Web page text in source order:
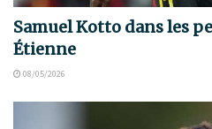
Samuel Kotto dans les
Étienne
08/05/2026